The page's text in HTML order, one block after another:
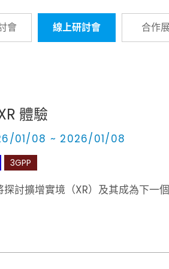
會 線上研討會 合作
體驗
01/08 ~ 2026/01/08
3GPP
探討擴增實境（XR）及其成為下一